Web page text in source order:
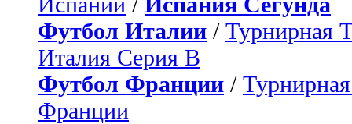
Футбол Италии / Турнирная
Италия Серия B
Футбол Франции /
Франции